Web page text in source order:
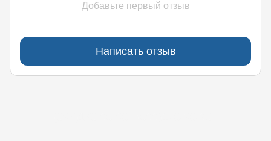
Добавьте первый отзыв
Написать отзыв